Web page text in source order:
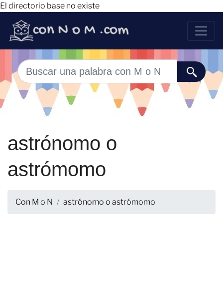
El directorio base no existe
astrónomo o
astrómomo
Con M o N astrónomo o astrómomo